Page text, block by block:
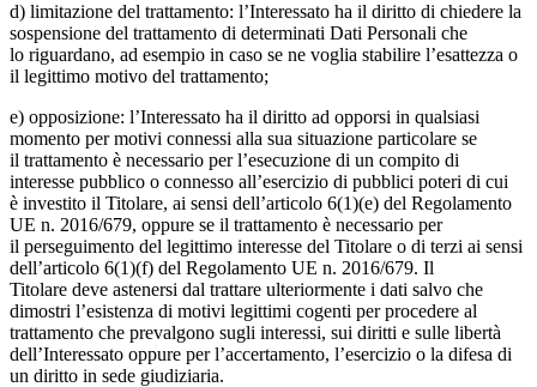
d) limitazione del trattamento: l’Interessato ha il diritto di chiedere la
sospensione del trattamento di determinati Dati Personali che
lo riguardano, ad esempio in caso se ne voglia stabilire l’esattezza o
il legittimo motivo del trattamento;
e) opposizione: l’Interessato ha il diritto ad opporsi in qualsiasi
momento per motivi connessi alla sua situazione particolare se
il trattamento è necessario per l’esecuzione di un compito di
interesse pubblico o connesso all’esercizio di pubblici poteri di cui
è investito il Titolare, ai sensi dell’articolo 6(1)(e) del Regolamento
UE n. 2016/679, oppure se il trattamento è necessario per
il perseguimento del legittimo interesse del Titolare o di terzi ai sensi
dell’articolo 6(1)(f) del Regolamento UE n. 2016/679. Il
Titolare deve astenersi dal trattare ulteriormente i dati salvo che
dimostri l’esistenza di motivi legittimi cogenti per procedere al
trattamento che prevalgono sugli interessi, sui diritti e sulle libertà
dell’Interessato oppure per l’accertamento, l’esercizio o la difesa di
un diritto in sede giudiziaria.